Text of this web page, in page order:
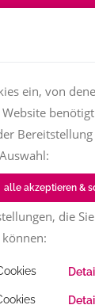
Fachfrauenmarkt
ein, von
alle akzeptieren &
die